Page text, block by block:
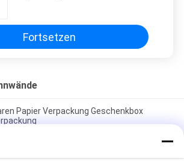
Fortsetzen
Papier Verpackung Geschenkbox
Papier Verpackung Geschenkbox